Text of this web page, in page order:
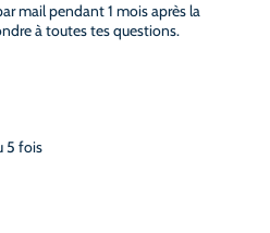
mail pendant 1 mois après la
à toutes tes questions.
5 fois